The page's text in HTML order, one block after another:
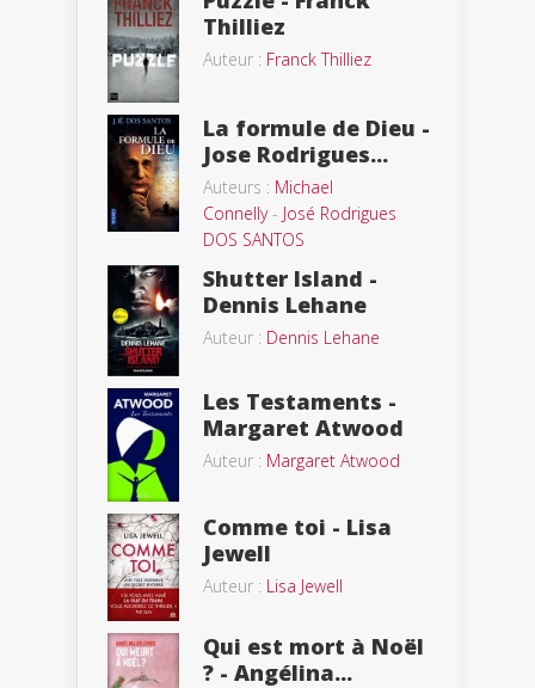
Thilliez
Auteur : Franck Thilliez
La formule de Dieu -
Jose Rodrigues...
Auteurs : Michael
Connelly- José Rodrigues
DOS SANTOS
Shutter Island -
Dennis Lehane
Auteur : Dennis Lehane
Les Testaments -
Margaret Atwood
Auteur : Margaret Atwood
Comme toi - Lisa
Jewell
Auteur : Lisa Jewell
Qui est mort à Noël
? - Angélina...